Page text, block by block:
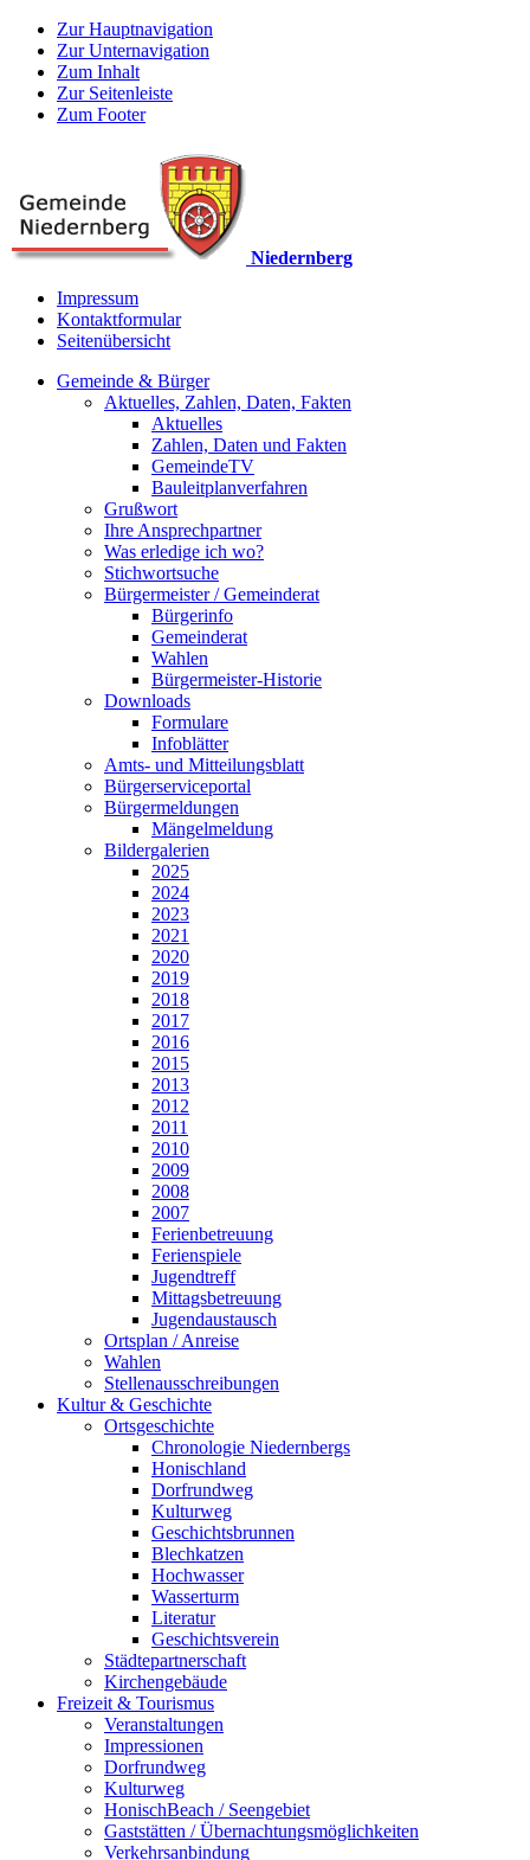
Zur Hauptnavigation
Zur Unternavigation
Zum Inhalt
Zur Seitenleiste
Zum Footer
Niedernberg
Impressum
Kontaktformular
Seitenübersicht
Gemeinde & Bürger
Aktuelles, Zahlen, Daten, Fakten
Aktuelles
Zahlen, Daten und Fakten
GemeindeTV
Bauleitplanverfahren
Grußwort
Ihre Ansprechpartner
Was erledige ich wo?
Stichwortsuche
Bürgermeister / Gemeinderat
Bürgerinfo
Gemeinderat
Wahlen
Bürgermeister-Historie
Downloads
Formulare
Infoblätter
Amts- und Mitteilungsblatt
Bürgerserviceportal
Bürgermeldungen
Mängelmeldung
Bildergalerien
2025
2024
2023
2021
2020
2019
2018
2017
2016
2015
2013
2012
2011
2010
2009
2008
2007
Ferienbetreuung
Ferienspiele
Jugendtreff
Mittagsbetreuung
Jugendaustausch
Ortsplan / Anreise
Wahlen
Stellenausschreibungen
Kultur & Geschichte
Ortsgeschichte
Chronologie Niedernbergs
Honischland
Dorfrundweg
Kulturweg
Geschichtsbrunnen
Blechkatzen
Hochwasser
Wasserturm
Literatur
Geschichtsverein
Städtepartnerschaft
Kirchengebäude
Freizeit & Tourismus
Veranstaltungen
Impressionen
Dorfrundweg
Kulturweg
HonischBeach / Seengebiet
Gaststätten / Übernachtungsmöglichkeiten
Verkehrsanbindung